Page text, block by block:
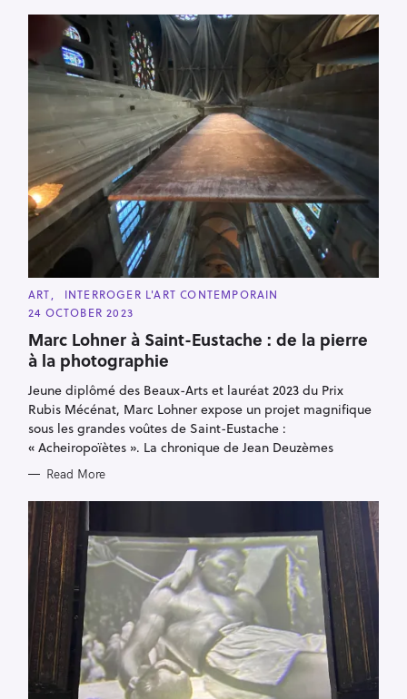
C
T
G
O
R
E
S
ART
INTERROGER L'ART CONTEMPORAIN
24 OCTOBER 2023
Marc Lohner à Saint-Eustache : de la pierre
à la photographie
Jeune diplômé des Beaux-Arts et lauréat 2023 du Prix
Rubis Mécénat, Marc Lohner expose un projet magnifique
sous les grandes voûtes de Saint-Eustache :
« Acheiropoïètes ». La chronique de Jean Deuzèmes
Read More
S
e
a
c
h